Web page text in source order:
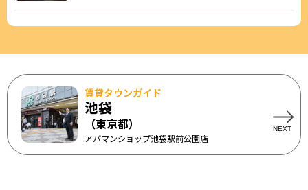
賃貸タウンガイド
池袋
（東京都）
アパマンショップ池袋駅前公園店